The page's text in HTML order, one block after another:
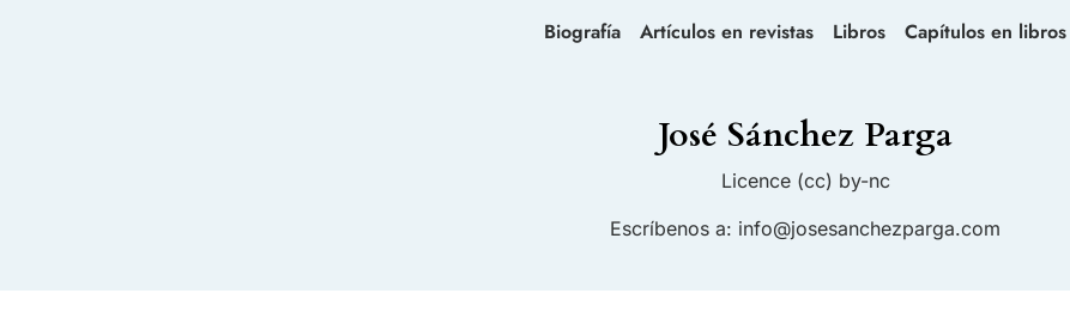
Biografía Artículos en revistas Libros Capítulos en libros
José Sánchez Parga
Licence (cc) by-nc
Escríbenos a: info@josesanchezparga.com